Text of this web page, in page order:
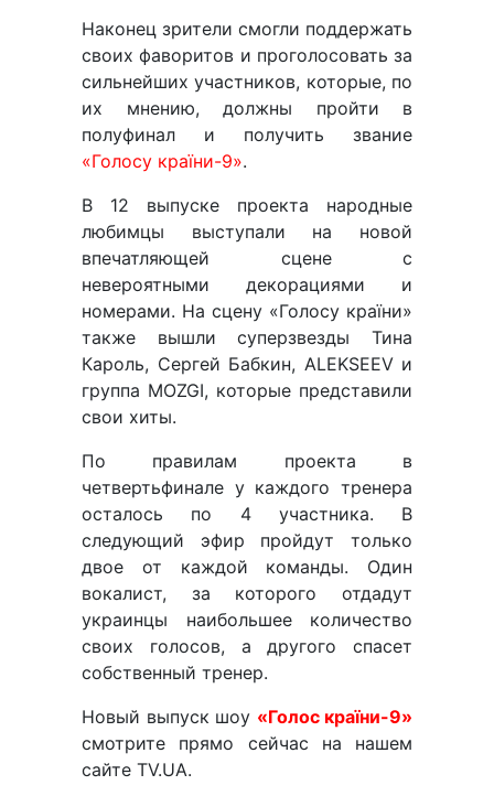
Наконец зрители смогли поддержать
своих фаворитов и проголосовать за
сильнейших участников, которые, по
их мнению, должны пройти в
полуфинал и получить звание
«Голосу країни-9».
В 12 выпуске проекта народные
любимцы выступали на новой
впечатляющей сцене с
невероятными декорациями и
номерами. На сцену «Голосу країни»
также вышли суперзвезды Тина
Кароль, Сергей Бабкин, ALEKSEEV и
группа MOZGI, которые представили
свои хиты.
По правилам проекта в
четвертьфинале у каждого тренера
осталось по 4 участника. В
следующий эфир пройдут только
двое от каждой команды. Один
вокалист, за которого отдадут
украинцы наибольшее количество
своих голосов, а другого спасет
собственный тренер.
Новый выпуск шоу «Голос країни-9»
смотрите прямо сейчас на нашем
сайте TV.UA.